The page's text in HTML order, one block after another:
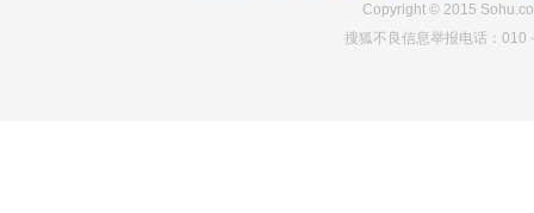
Copyright© 2015
搜狐不良信息举报电话：010